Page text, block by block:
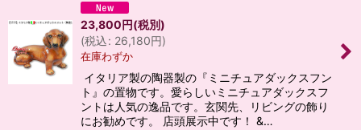
23,800円(税別)
(税込: 26,180円)
在庫わずか
イタリア製の陶器製の『ミニチュアダックスフン
ト』の置物です。愛らしいミニチュアダックスフ
ントは人気の逸品です。玄関先、リビングの飾り
にお勧めです。 店頭展示中です！ &…